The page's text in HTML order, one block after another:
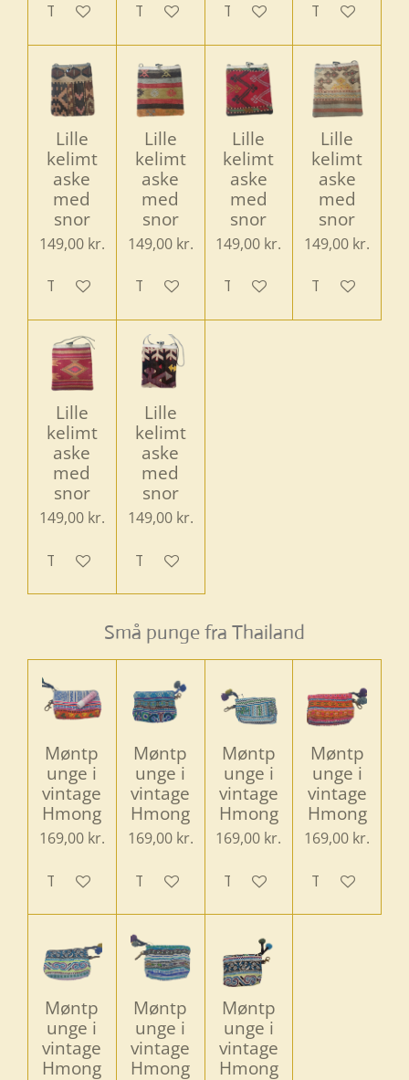
Tilføj til kurv Tilføj til kurv Tilføj til kurv Tilføj til kurv
Lille
kelimt
aske
med
snor
149,00 kr.
Tilføj til kurv
Lille
kelimt
aske
med
snor
149,00 kr.
Tilføj til kurv
Lille
kelimt
aske
med
snor
149,00 kr.
Tilføj til kurv
Lille
kelimt
aske
med
snor
149,00 kr.
Tilføj til kurv
Lille
kelimt
aske
med
snor
149,00 kr.
Tilføj til kurv
Lille
kelimt
aske
med
snor
149,00 kr.
Tilføj til kurv
Små punge fra Thailand
Møntp
unge i
vintage
Hmong
169,00 kr.
Tilføj til kurv
Møntp
unge i
vintage
Hmong
169,00 kr.
Tilføj til kurv
Møntp
unge i
vintage
Hmong
169,00 kr.
Tilføj til kurv
Møntp
unge i
vintage
Hmong
169,00 kr.
Tilføj til kurv
Møntp
unge i
vintage
Hmong
Møntp
unge i
vintage
Hmong
Møntp
unge i
vintage
Hmong